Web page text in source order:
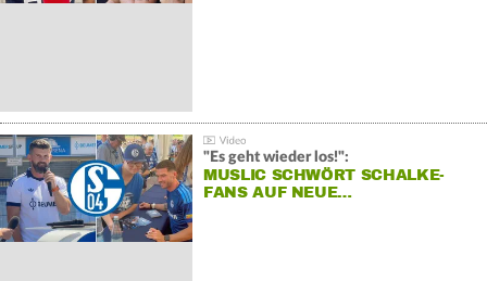
"Es geht wieder los!":
MUSLIC SCHWÖRT SCHALKE-
FANS AUF NEUE…